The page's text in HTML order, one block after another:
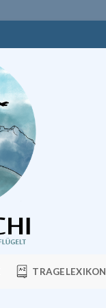
TRAGELEXIKON